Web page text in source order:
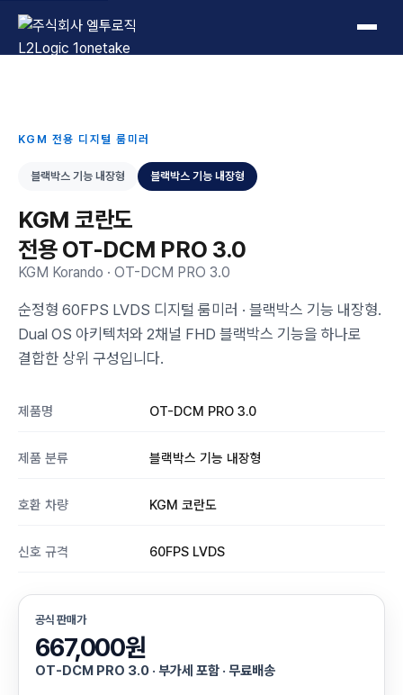
L2Logic 1onetake
KGM 전용 디지털 룸미러
블랙박스 기능 내장형 블랙박스 기능 내장형
KGM 코란도
전용 OT-DCM PRO 3.0
KGM Korando · OT-DCM PRO 3.0
순정형 60FPS LVDS 디지털 룸미러 · 블랙박스 기능 내장형.
Dual OS 아키텍처와 2채널 FHD 블랙박스 기능을 하나로
결합한 상위 구성입니다.
제품명 OT-DCM PRO 3.0
제품 분류 블랙박스 기능 내장형
호환 차량 KGM 코란도
신호 규격 60FPS LVDS
공식 판매가
667,000원
OT-DCM PRO 3.0 · 부가세 포함 · 무료배송